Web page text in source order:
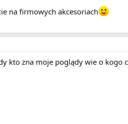
na firmowych akcesoriach
kto zna moje poglądy wie o kogo